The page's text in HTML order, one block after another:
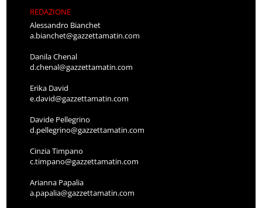
REDAZIONE
Alessandro Bianchet
a.bianchet@gazzettamatin.com
Danila Chenal
d.chenal@gazzettamatin.com
Erika David
e.david@gazzettamatin.com
Davide Pellegrino
d.pellegrino@gazzettamatin.com
Cinzia Timpano
c.timpano@gazzettamatin.com
Arianna Papalia
a.papalia@gazzettamatin.com